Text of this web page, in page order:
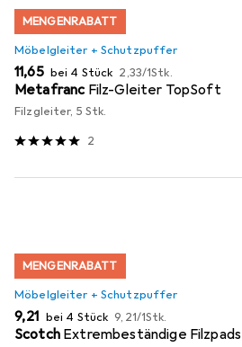
MENGENRABATT
Möbelgleiter + Schutzpuffer
EUR
11,65 bei 4 Stück EUR
2,33/1Stk.
Metafranc Filz-Gleiter TopSoft
Filzgleiter, 5 Stk.
2
MENGENRABATT
Möbelgleiter + Schutzpuffer
EUR
9,21 bei 4 Stück EUR
9,21/1Stk.
Scotch Extrembeständige Filzpads